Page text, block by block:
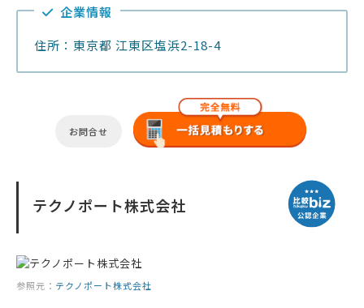
企業情報
住所：東京都 江東区塩浜2-18-4
お問合せ
テクノポート株式会社
参照元： テクノポート株式会社